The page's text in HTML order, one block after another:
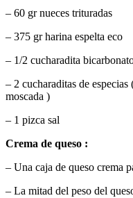
– 60 gr nueces trituradas
– 375 gr harina espelta eco
– 1/2 cucharadita
– 2 cucharaditas de
moscada )
– 1 pizca sal
Crema de queso :
– Una caja de queso crema
– La mitad del peso del